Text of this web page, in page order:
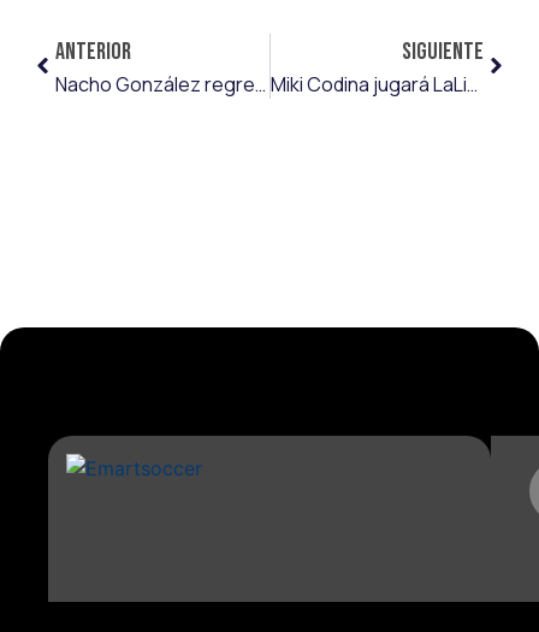
ANTERIOR
Nacho González regresa a la AD Mérida cuatro temporadas después
SIGUIENTE
Miki Codina jugará LaLiga Hypermotion con el CE Sabadell